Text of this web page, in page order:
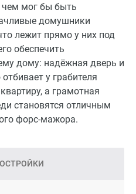
чем мог бы быть
домушники
лежит прямо у них под
обеспечить
дому: надёжная дверь и
у грабителя
а грамотная
становятся отличным
форс-мажора.